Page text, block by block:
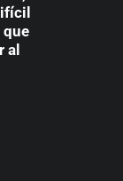
que
al